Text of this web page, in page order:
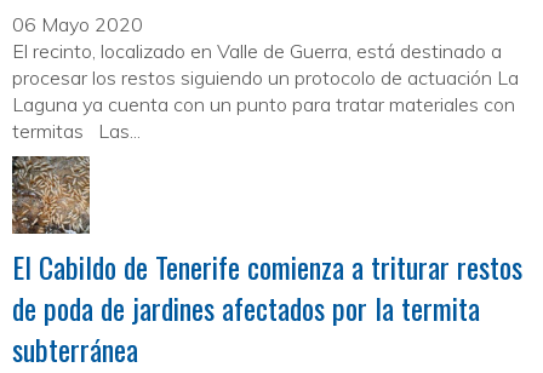
06 Mayo 2020
El recinto, localizado en Valle de Guerra, está destinado a
procesar los restos siguiendo un protocolo de actuación La
Laguna ya cuenta con un punto para tratar materiales con
termitas Las...
El Cabildo de Tenerife comienza a triturar restos
de poda de jardines afectados por la termita
subterránea